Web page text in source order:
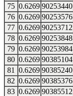
75 0.6269 90253440
76 0.6269 90253576
77 0.6269 90253712
78 0.6269 90253848
79 0.6269 90253984
80 0.6269 90385104
81
0.6269 90385240
82 0.6269 90385376
83 0.6269 90385512